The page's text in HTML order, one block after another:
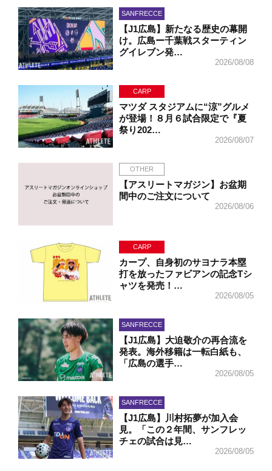
SANFRECCE
【J1広島】新たなる歴史の幕開
け。広島ー千葉戦スターティン
グイレブン発…
2026/08/08
CARP
マツダ スタジアムに“涼”グルメ
が登場！８月６試合限定で『夏
祭り202…
2026/08/07
OTHER
【アスリートマガジン】お盆期
間中のご注文について
2026/08/06
CARP
カープ、自身初のサヨナラ本塁
打を放ったファビアンの記念Tシ
ャツを発売！…
2026/08/05
SANFRECCE
【J1広島】大迫敬介の再合流を
発表。海外移籍は一転白紙も、
「広島の選手…
2026/08/05
SANFRECCE
【J1広島】川村拓夢が加入会
見。「この２年間、サンフレッ
チェの試合は見…
2026/08/05